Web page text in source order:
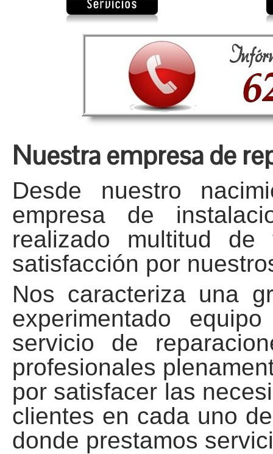
Nuestra empresa de
Desde nuestro
empresa de
realizado multitud
satisfacción por
Nos caracteriza una
experimentado
servicio de
profesionales
por satisfacer las
clientes en cada uno
donde prestamos